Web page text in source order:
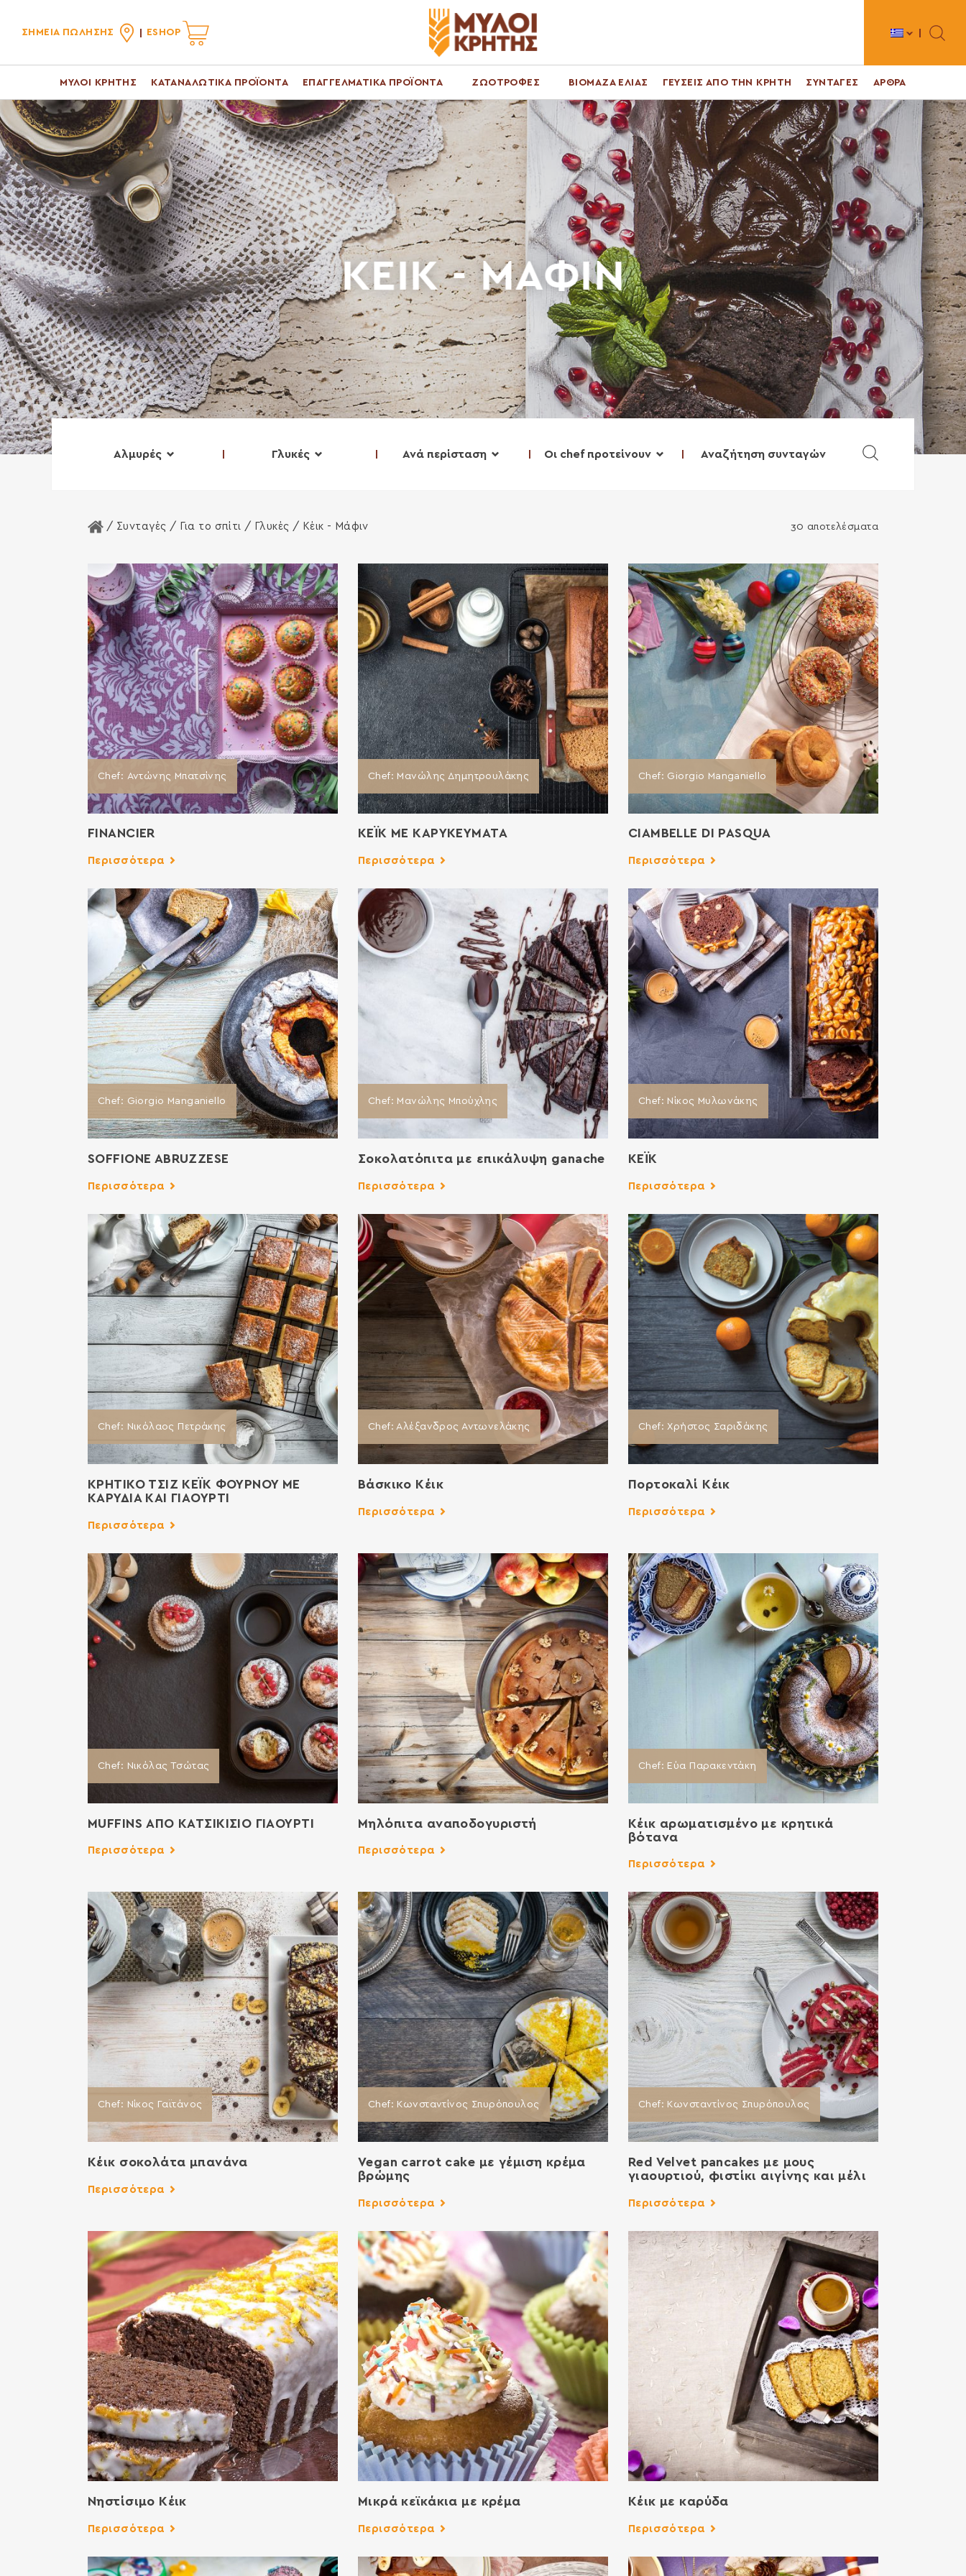
ΣΗΜΕΙΑ ΠΩΛΗΣΗΣ ESHOP Toggle
ΜΥΛΟΙ ΚΡΗΤΗΣ ΚΑΤΑΝΑΛΩΤΙΚΑ ΠΡΟΪΟΝΤΑ ΕΠΑΓΓΕΛΜΑΤΙΚΑ ΠΡΟΪΟΝΤΑ ΖΩΟΤΡΟΦΕΣ ΒΙΟΜΑΖΑ ΕΛΙΑΣ ΓΕΥΣΕΙΣ ΑΠΟ ΤΗΝ ΚΡΗΤΗ ΣΥΝΤΑΓΕΣ ΑΡΘΡΑ
ΚΕΙΚ - ΜΑΦΙΝ
Αλμυρές Γλυκές Ανά περίσταση Οι chef προτείνουν Αναζήτηση συνταγών
Αρχική Σελίδα
/ Συνταγές / Για το σπίτι / Γλυκές / Κέικ - Μάφιν 30 αποτελέσματα
Chef: Αντώνης Μπατσίνης
FINANCIER
Περισσότερα
Chef: Μανώλης Δημητρουλάκης
ΚΕΪΚ ΜΕ ΚΑΡΥΚΕΥΜΑΤΑ
Περισσότερα
Chef: Giorgio Manganiello
CIAMBELLE DI PASQUA
Περισσότερα
Chef: Giorgio Manganiello
SOFFIONE ABRUZZESE
Περισσότερα
Chef: Μανώλης Μπούχλης
Σοκολατόπιτα με επικάλυψη ganache
Περισσότερα
Chef: Νίκος Μυλωνάκης
ΚΕΪΚ
Περισσότερα
Chef: Νικόλαος Πετράκης
ΚΡΗΤΙΚΟ ΤΣΙΖ ΚΕΪΚ ΦΟΥΡΝΟΥ ΜΕ
ΚΑΡΥΔΙΑ ΚΑΙ ΓΙΑΟΥΡΤΙ
Περισσότερα
Chef: Aλέξανδρος Αντωνελάκης
Βάσκικο Κέικ
Περισσότερα
Chef: Χρήστος Σαριδάκης
Πορτοκαλί Kέικ
Περισσότερα
Chef: Νικόλας Τσώτας
MUFFINS ΑΠΟ ΚΑΤΣΙΚΙΣΙΟ ΓΙΑΟΥΡΤΙ
Περισσότερα
Μηλόπιτα αναποδογυριστή
Περισσότερα
Chef: Εύα Παρακεντάκη
Κέικ αρωματισμένο με κρητικά
βότανα
Περισσότερα
Chef: Νίκος Γαϊτάνος
Κέικ σοκολάτα μπανάνα
Περισσότερα
Chef: Κωνσταντίνος Σπυρόπουλος
Vegan carrot cake με γέμιση κρέμα
βρώμης
Περισσότερα
Chef: Κωνσταντίνος Σπυρόπουλος
Red Velvet pancakes με μους
γιαουρτιού, φιστίκι αιγίνης και μέλι
Περισσότερα
Νηστίσιμο Κέικ
Περισσότερα
Μικρά κεϊκάκια με κρέμα
Περισσότερα
Κέικ με καρύδα
Περισσότερα